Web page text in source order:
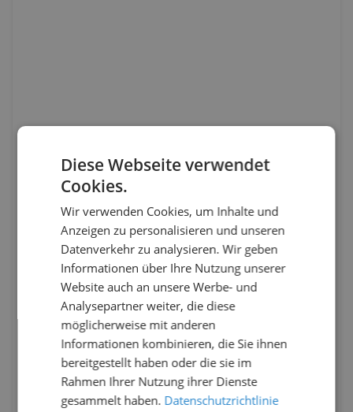
Diese Webseite verwendet
Cookies.
Wir verwenden Cookies, um Inhalte und
Anzeigen zu personalisieren und unseren
Datenverkehr zu analysieren. Wir geben
Informationen über Ihre Nutzung unserer
Website auch an unsere Werbe- und
Analysepartner weiter, die diese
möglicherweise mit anderen
Informationen kombinieren, die Sie ihnen
bereitgestellt haben oder die sie im
Rahmen Ihrer Nutzung ihrer Dienste
gesammelt haben. Datenschutzrichtlinie